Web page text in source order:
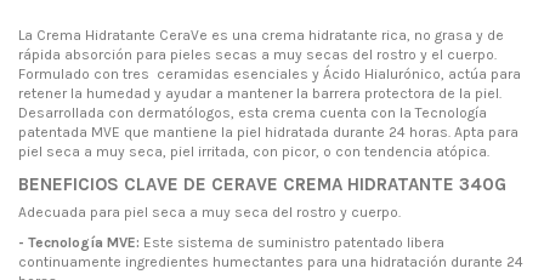
La Crema Hidratante CeraVe es una crema hidratante rica, no grasa y de
rápida absorción para pieles secas a muy secas del rostro y el cuerpo.
Formulado con tres ceramidas esenciales y Ácido Hialurónico, actúa para
retener la humedad y ayudar a mantener la barrera protectora de la piel.
Desarrollada con dermatólogos, esta crema cuenta con la Tecnología
patentada MVE que mantiene la piel hidratada durante 24 horas. Apta para
piel seca a muy seca, piel irritada, con picor, o con tendencia atópica.
BENEFICIOS CLAVE DE CERAVE CREMA HIDRATANTE 340G
Adecuada para piel seca a muy seca del rostro y cuerpo.
- Tecnología MVE: Este sistema de suministro patentado libera
continuamente ingredientes humectantes para una hidratación durante 24